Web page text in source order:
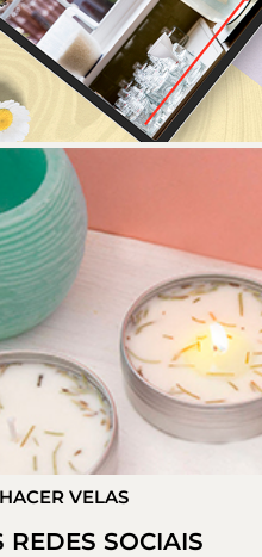
HACER VELAS
SOCIAIS